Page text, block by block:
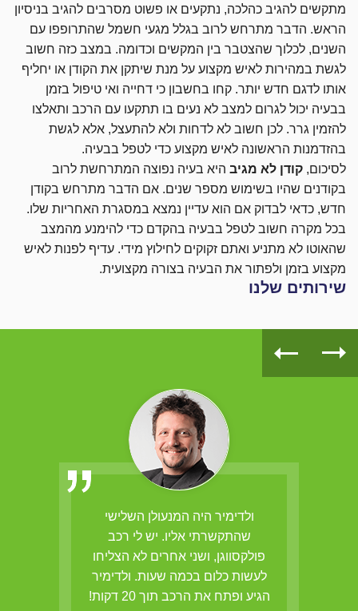
מתקשים להגיב כהלכה, נתקעים או פשוט מסרבים להגיב בניסיון
הראש. הדבר מתרחש לרוב בגלל מגעי חשמל שהתרופפו עם
השנים, לכלוך שהצטבר בין המקשים וכדומה. במצב כזה חשוב
לגשת במהירות לאיש מקצוע על מנת שיתקן את הקודן או יחליף
אותו לדגם חדש יותר. קחו בחשבון כי דחייה ואי טיפול בזמן
בבעיה יכול לגרום למצב לא נעים בו תתקעו עם הרכב ותאלצו
להזמין גרר. לכן חשוב לא לדחות ולא להתעצל, אלא לגשת
בהזדמנות הראשונה לאיש מקצוע כדי לטפל בבעיה.
לסיכום, קודן לא מגיב היא בעיה נפוצה המתרחשת לרוב
בקודנים שהיו בשימוש מספר שנים. אם הדבר מתרחש בקודן
חדש, כדאי לבדוק אם הוא עדיין נמצא במסגרת האחריות שלו.
בכל מקרה חשוב לטפל בבעיה בהקדם כדי להימנע מהמצב
שהאוטו לא מתניע ואתם זקוקים לחילוץ מידי. עדיף לפנות לאיש
מקצוע בזמן ולפתור את הבעיה בצורה מקצועית.
שירותים שלנו
ולדימיר היה המנעולן השלישי
שהתקשרתי אליו. יש לי רכב
פולקסווגן, ושני אחרים לא הצליחו
לעשות כלום בכמה שעות. ולדימיר
הגיע ופתח את הרכב תוך 20 דקות!